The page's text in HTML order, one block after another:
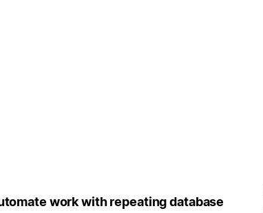
work with repeating database